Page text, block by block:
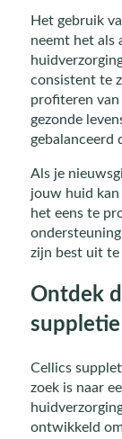
Het gebruik
neemt het als
consistent te
profiteren van
gezonde
gebalanceerd
Als je
jouw huid
het eens te
zijn best uit te
Ontdek
suppletie
Cellics
zoek is naar
ontwikkeld